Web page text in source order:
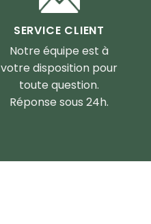
SERVICE CLIENT
Notre équipe est à
votre disposition pour
toute question.
Réponse sous 24h.